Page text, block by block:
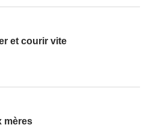
et courir vite
mères